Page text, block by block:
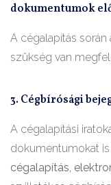
dokumentumok
A cégalapítás
szükség van
3. Cégbírósági
A cégalapítási
dokumentumokat
cégalapítás,